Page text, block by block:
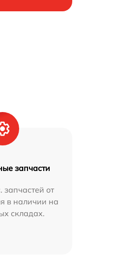
запчасти
запчастей от
в наличии на
складах.